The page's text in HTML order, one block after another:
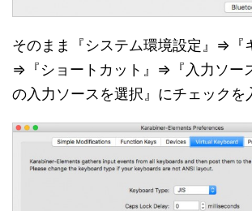
そのまま『システム環境設定』⇒『
⇒『ショートカット』⇒『入力ソー
の入力ソースを選択』にチェックを